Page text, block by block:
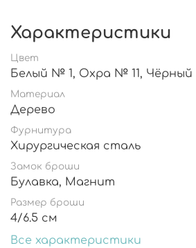
Характеристики
Цвет
Белый № 1, Охра №
Материал
Дерево
Фурнитура
Хирургическая сталь
Замок броши
Булавка, Магнит
Размер броши
4/6.5 см
Все характеристики